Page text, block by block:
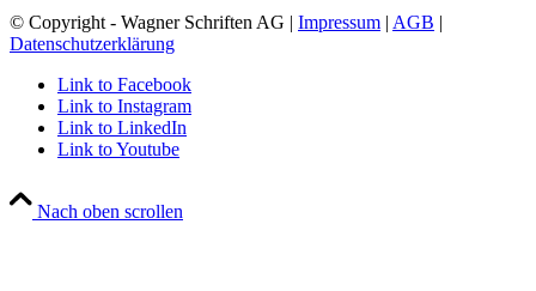
© Copyright - Wagner Schriften AG | Impressum | AGB |
Datenschutzerklärung
Link to Facebook
Link to Instagram
Link to LinkedIn
Link to Youtube
Nach oben scrollen